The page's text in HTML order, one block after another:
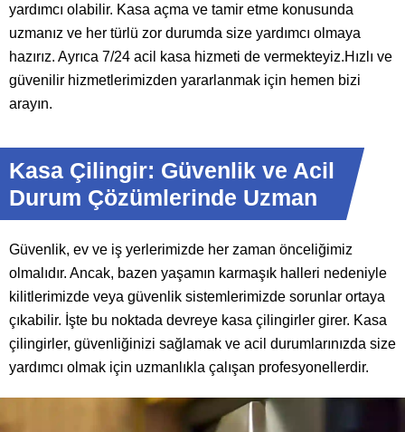
yardımcı olabilir. Kasa açma ve tamir etme konusunda
uzmanız ve her türlü zor durumda size yardımcı olmaya
hazırız. Ayrıca 7/24 acil kasa hizmeti de vermekteyiz.Hızlı ve
güvenilir hizmetlerimizden yararlanmak için hemen bizi
arayın.
Kasa Çilingir: Güvenlik ve Acil
Durum Çözümlerinde Uzman
Güvenlik, ev ve iş yerlerimizde her zaman önceliğimiz
olmalıdır. Ancak, bazen yaşamın karmaşık halleri nedeniyle
kilitlerimizde veya güvenlik sistemlerimizde sorunlar ortaya
çıkabilir. İşte bu noktada devreye kasa çilingirler girer. Kasa
çilingirler, güvenliğinizi sağlamak ve acil durumlarınızda size
yardımcı olmak için uzmanlıkla çalışan profesyonellerdir.